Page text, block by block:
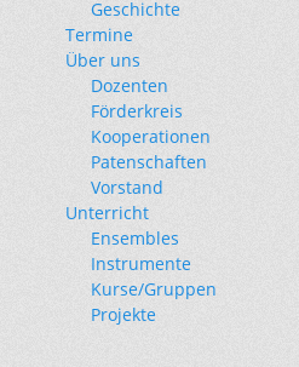
Geschichte
Termine
Über uns
Dozenten
Förderkreis
Kooperationen
Patenschaften
Vorstand
Unterricht
Ensembles
Instrumente
Kurse/Gruppen
Projekte